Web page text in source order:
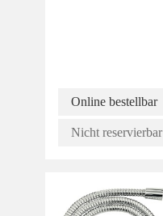
Online bestellbar
Nicht reservierbar